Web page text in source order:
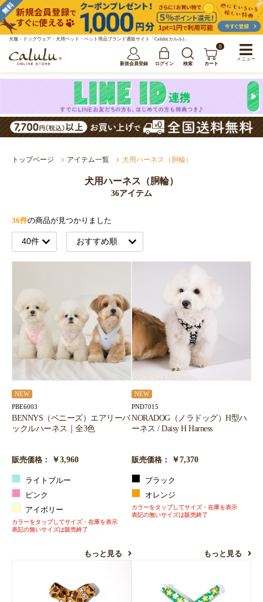
犬服・ドッグウェア・犬用ベッド・ペット用品ブランド通販サイト「Calulu(カルル)」
新規会員登録 ログイン 検索
0
カート
トップページ アイテム一覧 犬用ハーネス（胴輪）
犬用ハーネス（胴輪）
36アイテム
36件の商品が見つかりました
NEW
PBE6003
BENNYS（ベニーズ）エアリーバ
ックルハーネス｜全3色
販売価格： ￥3,960
ライトブルー
ピンク
アイボリー
カラーをタップしてサイズ・在庫を表示
表記の無いサイズは販売終了
もっと見る
NEW
PND7015
NORADOG（ノラドッグ）H型ハ
ーネス / Daisy H Harness
販売価格： ￥7,370
ブラック
オレンジ
カラーをタップしてサイズ・在庫を表示
表記の無いサイズは販売終了
もっと見る
メニュー